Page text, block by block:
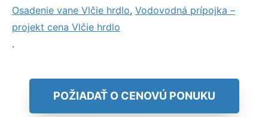
Osadenie vane Vlčie hrdlo, Vodovodná prípojka –
projekt cena Vlčie hrdlo
.
POŽIADAŤ O CENOVÚ PONUKU